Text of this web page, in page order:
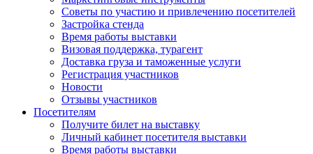
Советы по участию и привлечению посетителей
Застройка стенда
Время работы выставки
Визовая поддержка, турагент
Доставка груза и таможенные услуги
Регистрация участников
Новости
Отзывы участников
Посетителям
Получите билет на выставку
Личный кабинет посетителя выставки
Время работы выставки